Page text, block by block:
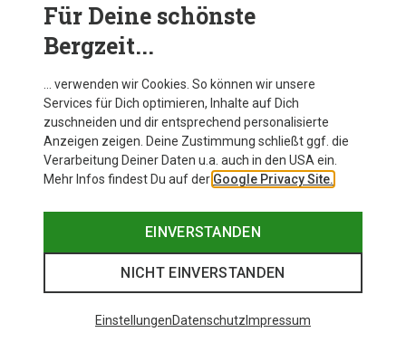
Du sparst 60%
Für Deine schönste
Bergzeit...
… verwenden wir Cookies. So können wir unsere
Services für Dich optimieren, Inhalte auf Dich
zuschneiden und dir entsprechend personalisierte
Anzeigen zeigen. Deine Zustimmung schließt ggf. die
Verarbeitung Deiner Daten u.a. auch in den USA ein.
Mehr Infos findest Du auf der Google Privacy Site.
EINVERSTANDEN
NICHT EINVERSTANDEN
EinstellungenDatenschutz Impressum